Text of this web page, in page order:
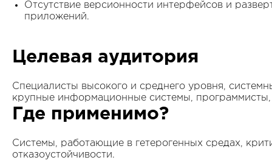
Отсутствие версионности интерфейсов и
приложений.
Целевая аудитория
Специалисты высокого и среднего уровня,
крупные информационные системы,
Где применимо?
Системы, работающие в гетерогенных средах,
отказоустойчивости.